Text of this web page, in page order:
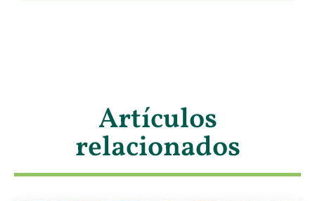
Artículos
relacionados